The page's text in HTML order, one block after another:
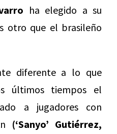
ha elegido a su
otro que el brasileño
diferente a lo que
últimos tiempos el
a jugadores con
(‘Sanyo’ Gutiérrez,